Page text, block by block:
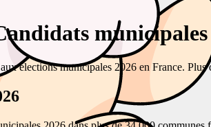
élections municipales 2026 en France.